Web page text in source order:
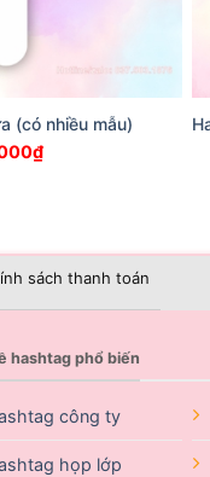
(có nhiều mẫu)
₫
sách thanh toán
hashtag phổ biến
công ty
họp lớp